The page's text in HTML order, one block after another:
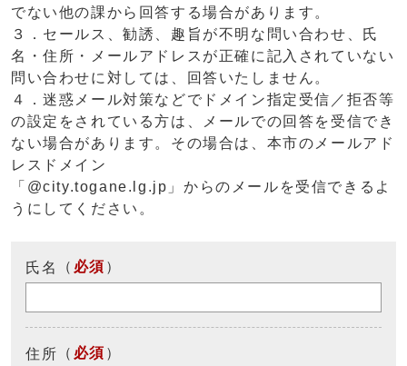
でない他の課から回答する場合があります。
３．セールス、勧誘、趣旨が不明な問い合わせ、氏
名・住所・メールアドレスが正確に記入されていない
問い合わせに対しては、回答いたしません。
４．迷惑メール対策などでドメイン指定受信／拒否等
の設定をされている方は、メールでの回答を受信でき
ない場合があります。その場合は、本市のメールアド
レスドメイン
「@city.togane.lg.jp」からのメールを受信できるよ
うにしてください。
氏名 （ 必須 ）
住所 （ 必須 ）